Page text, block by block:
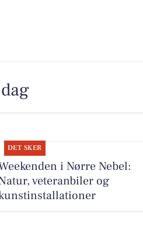
DET SKER
i Nørre Nebel:
veteranbiler og